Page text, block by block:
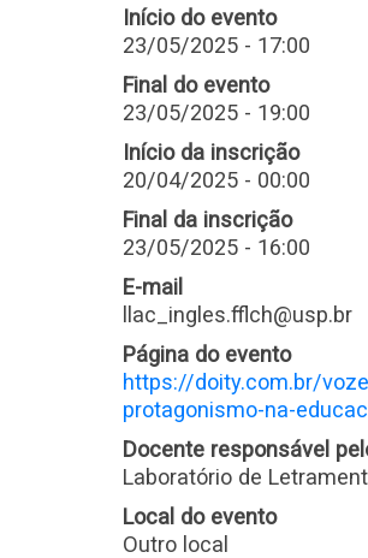
Início do evento
23/05/2025 - 17:00
Final do evento
23/05/2025 - 19:00
Início da inscrição
20/04/2025 - 00:00
Final da inscrição
23/05/2025 - 16:00
E-mail
llac_ingles.fflch@usp.br
Página do evento
https://doity.com.br/
protagonismo-na-
Docente responsável
Laboratório de
Local do evento
Outro local